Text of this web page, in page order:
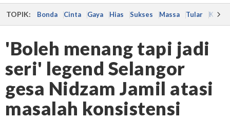
TOPIK: Bonda Cinta Gaya Hias Sukses Massa Tular Kes
'Boleh menang tapi jadi
seri' legend Selangor
gesa Nidzam Jamil atasi
masalah konsistensi